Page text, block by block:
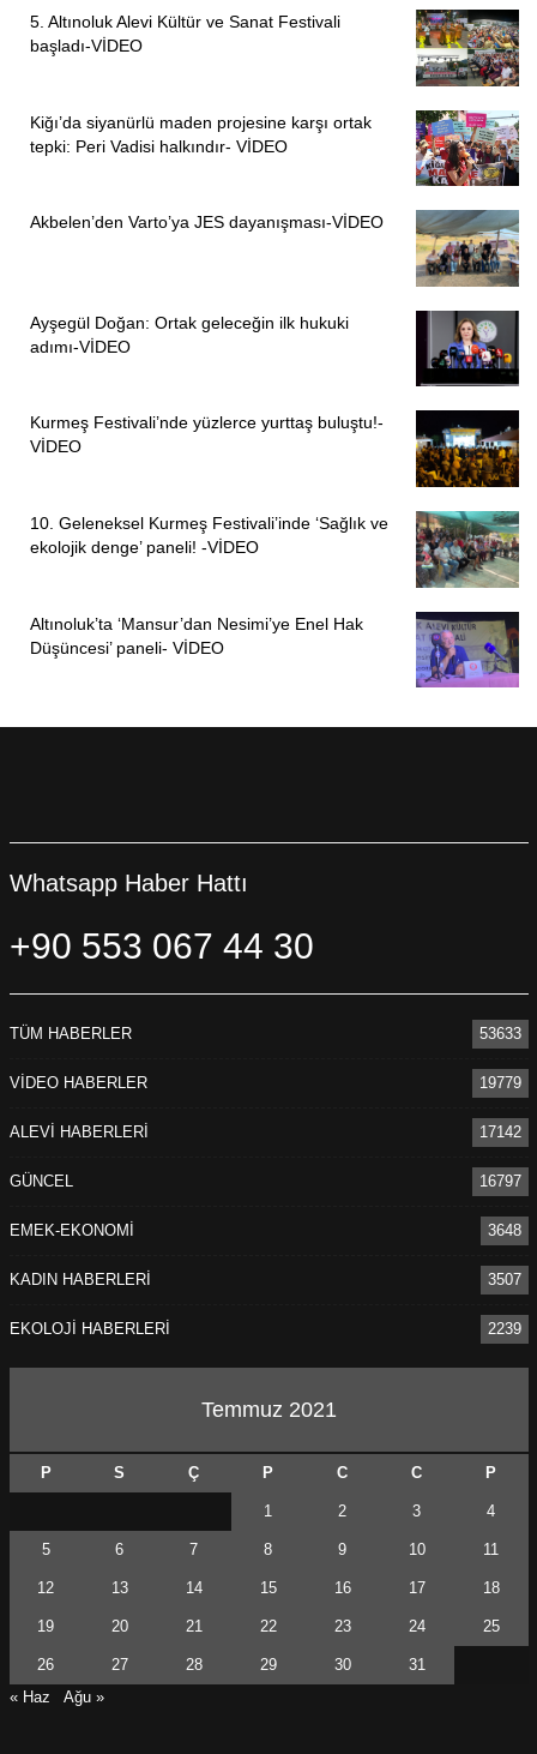
5. Altınoluk Alevi Kültür ve Sanat Festivali
başladı-VİDEO
Kiğı’da siyanürlü maden projesine karşı ortak
tepki: Peri Vadisi halkındır- VİDEO
Akbelen’den Varto’ya JES dayanışması-VİDEO
Ayşegül Doğan: Ortak geleceğin ilk hukuki
adımı-VİDEO
Kurmeş Festivali’nde yüzlerce yurttaş buluştu!-
VİDEO
10. Geleneksel Kurmeş Festivali’inde ‘Sağlık ve
ekolojik denge’ paneli! -VİDEO
Altınoluk’ta ‘Mansur’dan Nesimi’ye Enel Hak
Düşüncesi’ paneli- VİDEO
Whatsapp Haber Hattı
+90 553 067 44 30
TÜM HABERLER 53633
VİDEO HABERLER 19779
ALEVİ HABERLERİ 17142
GÜNCEL 16797
EMEK-EKONOMİ 3648
KADIN HABERLERİ 3507
EKOLOJİ HABERLERİ 2239
Temmuz 2021
P S Ç P C C P
1 2 3 4
5 6 7 8 9 10 11
12 13 14 15 16 17 18
19 20 21 22 23 24 25
26 27 28 29 30
31
« Haz
Ağu »